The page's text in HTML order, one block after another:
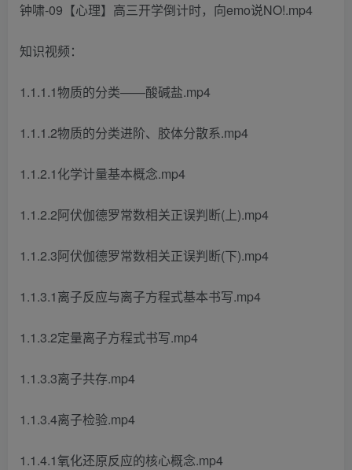
钟啸-09【心理】高三开学倒计时，向emo说NO!.mp4
知识视频：
1.1.1.1物质的分类——酸碱盐.mp4
1.1.1.2物质的分类进阶、胶体分散系.mp4
1.1.2.1化学计量基本概念.mp4
1.1.2.2阿伏伽德罗常数相关正误判断(上).mp4
1.1.2.3阿伏伽德罗常数相关正误判断(下).mp4
1.1.3.1离子反应与离子方程式基本书写.mp4
1.1.3.2定量离子方程式书写.mp4
1.1.3.3离子共存.mp4
1.1.3.4离子检验.mp4
1.1.4.1氧化还原反应的核心概念.mp4